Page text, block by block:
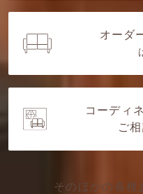
オーダ
コーディ
ご
そのほかの各種